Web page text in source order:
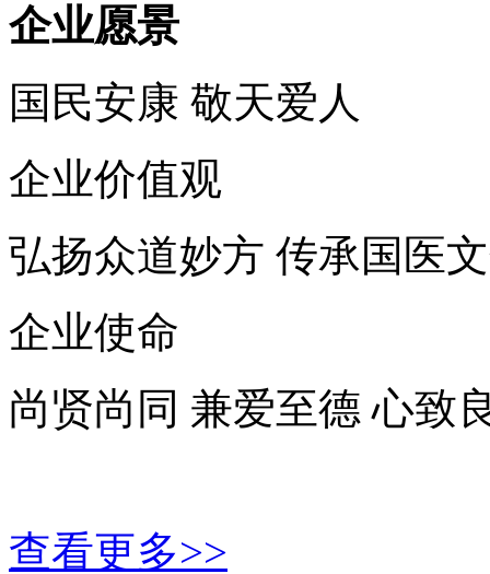
企业愿景
国民安康 敬天爱人
企业价值观
弘扬众道妙方 传承国医
企业使命
尚贤尚同 兼爱至德 心致
查看更多>>